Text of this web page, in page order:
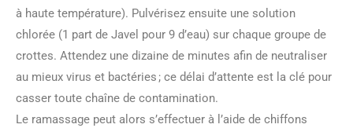
à haute température). Pulvérisez ensuite une solution
chlorée (1 part de Javel pour 9 d’eau) sur chaque groupe de
crottes. Attendez une dizaine de minutes afin de neutraliser
au mieux virus et bactéries ; ce délai d’attente est la clé pour
casser toute chaîne de contamination.
Le ramassage peut alors s’effectuer à l’aide de chiffons